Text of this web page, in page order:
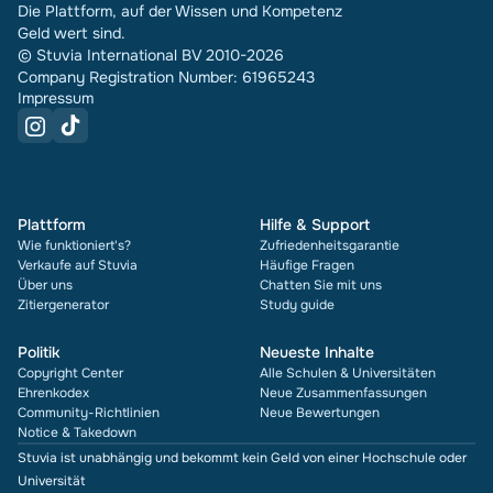
Die Plattform, auf der Wissen und Kompetenz
Geld wert sind.
© Stuvia International BV 2010-2026
Company Registration Number: 61965243
Impressum
Plattform
Wie funktioniert's?
Verkaufe auf Stuvia
Über uns
Zitiergenerator
Hilfe & Support
Zufriedenheitsgarantie
Häufige Fragen
Chatten Sie mit uns
Study guide
Politik
Copyright Center
Ehrenkodex
Community-Richtlinien
Notice & Takedown
Neueste Inhalte
Alle Schulen & Universitäten
Neue Zusammenfassungen
Neue Bewertungen
Stuvia ist unabhängig und bekommt kein Geld von einer Hochschule oder
Universität